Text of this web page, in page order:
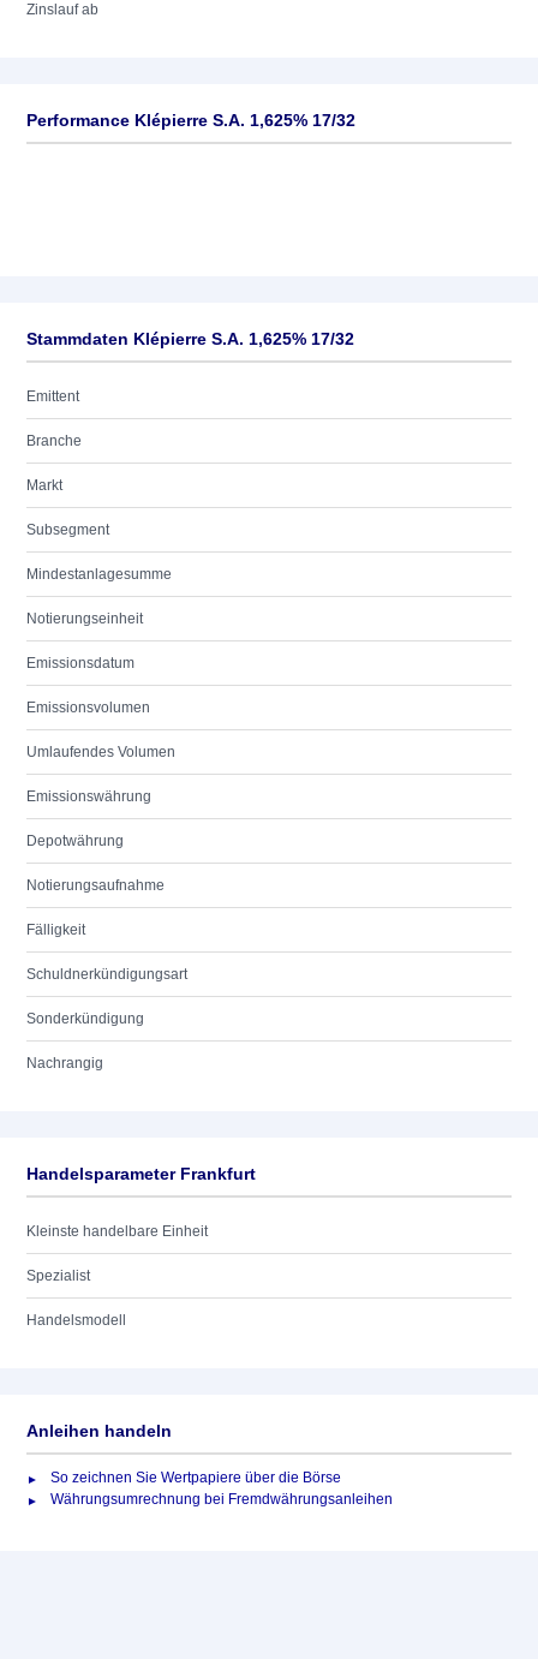
Zinslauf ab
Performance Klépierre S.A. 1,625% 17/32
Stammdaten Klépierre S.A. 1,625% 17/32
Emittent
Branche
Markt
Subsegment
Mindestanlagesumme
Notierungseinheit
Emissionsdatum
Emissionsvolumen
Umlaufendes Volumen
Emissionswährung
Depotwährung
Notierungsaufnahme
Fälligkeit
Schuldnerkündigungsart
Sonderkündigung
Nachrangig
Handelsparameter Frankfurt
Kleinste handelbare Einheit
Spezialist
Handelsmodell
Anleihen handeln
So zeichnen Sie Wertpapiere über die Börse
Währungsumrechnung bei Fremdwährungsanleihen